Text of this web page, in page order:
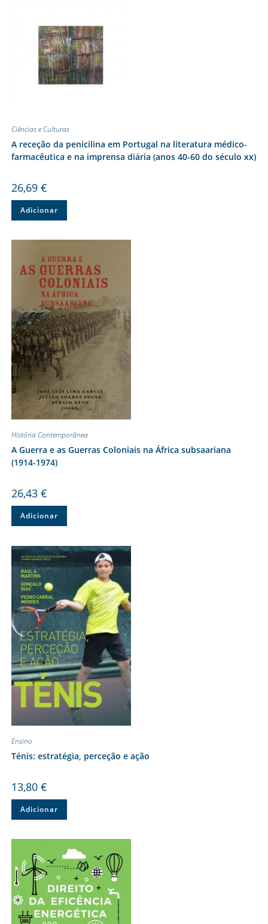
Ciências e Culturas
A receção da penicilina em Portugal na literatura médico-
farmacêutica e na imprensa diária (anos 40-60 do século xx)
26,69 €
Adicionar
História Contemporânea
A Guerra e as Guerras Coloniais na África subsaariana
(1914-1974)
26,43 €
Adicionar
Ensino
Ténis: estratégia, perceção e ação
13,80 €
Adicionar